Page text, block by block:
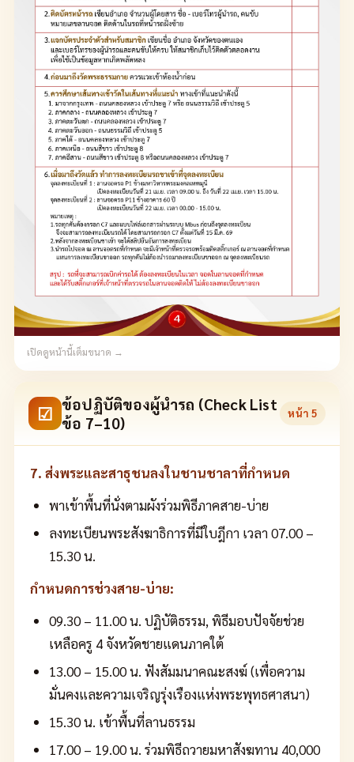
เปิดดูหน้านี้เต็มขนาด →
☑ ข้อปฏิบัติของผู้นำรถ (Check List
ข้อ 7–10)
หน้า5
7. ส่งพระและสาธุชนลงในชานชาลาที่กำหนด
พาเข้าพื้นที่นั่งตามผังร่วมพิธีภาคสาย-บ่าย
ลงทะเบียนพระสังฆาธิการที่มีใบฎีกา เวลา 07.00 –
15.30 น.
กำหนดการช่วงสาย-บ่าย:
09.30 – 11.00 น. ปฏิบัติธรรม, พิธีมอบปัจจัยช่วย
เหลือครู 4 จังหวัดชายแดนภาคใต้
13.00 – 15.00 น. ฟังสัมมนาคณะสงฆ์ (เพื่อความ
มั่นคงและความเจริญรุ่งเรืองแห่งพระพุทธศาสนา)
15.30 น. เข้าพื้นที่ลานธรรม
17.00 – 19.00 น. ร่วมพิธีถวายมหาสังฆทาน 40,000